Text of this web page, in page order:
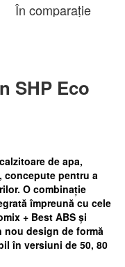
În comparație
SHP Eco
de apa,
concepute pentru a
O combinație
împreună cu cele
+ Best ABS și
nou design de formă
în versiuni de 50, 80